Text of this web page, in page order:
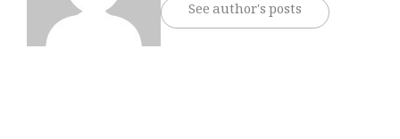
See author's posts